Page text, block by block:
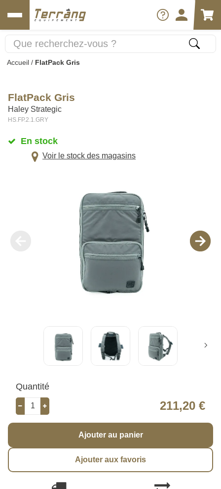
Accueil / FlatPack Gris
FlatPack Gris
Haley Strategic
HS.FP.2.1.GRY
En stock
Voir le stock des magasins
Quantité
211,20 €
Ajouter au panier
Ajouter aux favoris